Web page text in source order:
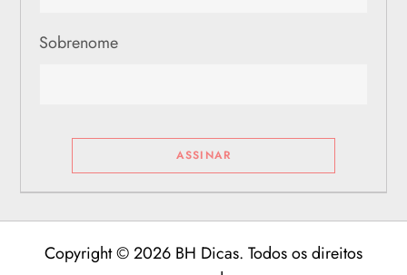
Sobrenome
Copyright © 2026 BH Dicas. Todos os direitos